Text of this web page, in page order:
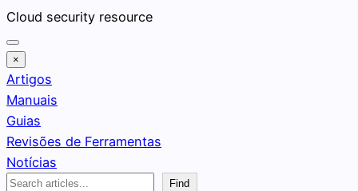
Pular
para
o
conteúdo
Cloud security resource
×
Artigos
Manuais
Guias
Revisões de Ferramentas
Notícias
Search
Find